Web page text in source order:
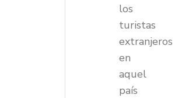
los
turistas
extranjeros
en
aquel
país